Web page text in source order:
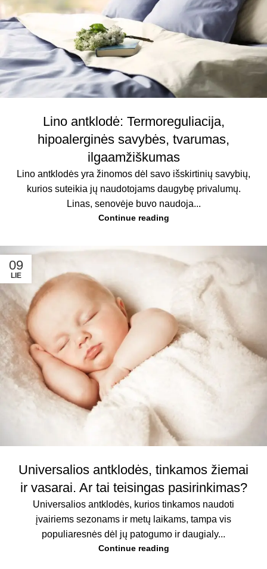
Lino antklodė: Termoreguliacija,
hipoalerginės savybės, tvarumas,
ilgaamžiškumas
Lino antklodės yra žinomos dėl savo išskirtinių savybių,
kurios suteikia jų naudotojams daugybę privalumų.
Linas, senovėje buvo naudoja...
Continue reading
09
LIE
Universalios antklodės, tinkamos žiemai
ir vasarai. Ar tai teisingas pasirinkimas?
Universalios antklodės, kurios tinkamos naudoti
įvairiems sezonams ir metų laikams, tampa vis
populiaresnės dėl jų patogumo ir daugialy...
Continue reading